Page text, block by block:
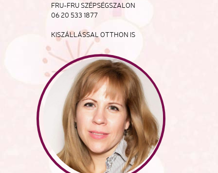
FRU-FRU SZÉPSÉGSZALON
06 20 533 1877
KISZÁLLÁSSAL OTTHON IS